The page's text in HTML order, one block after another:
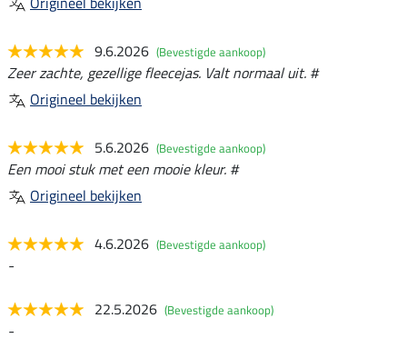
9.6.2026 (Bevestigde aankoop)
Zeer zachte, gezellige fleecejas. Valt normaal uit. #
Origineel bekijken
5.6.2026 (Bevestigde aankoop)
Een mooi stuk met een mooie kleur. #
Origineel bekijken
4.6.2026 (Bevestigde aankoop)
-
22.5.2026 (Bevestigde aankoop)
-